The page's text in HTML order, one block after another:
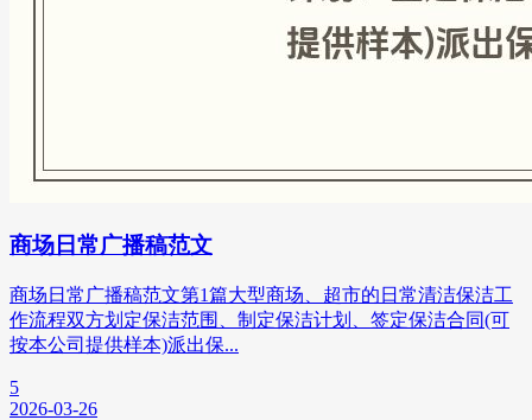
商场日常广播稿范文
商场日常广播稿范文第1篇大型商场、超市的日常清洁保洁工
作流程双方划定保洁范围、制定保洁计划、签定保洁合同(可
按本公司提供样本)派出保...
5
2026-03-26